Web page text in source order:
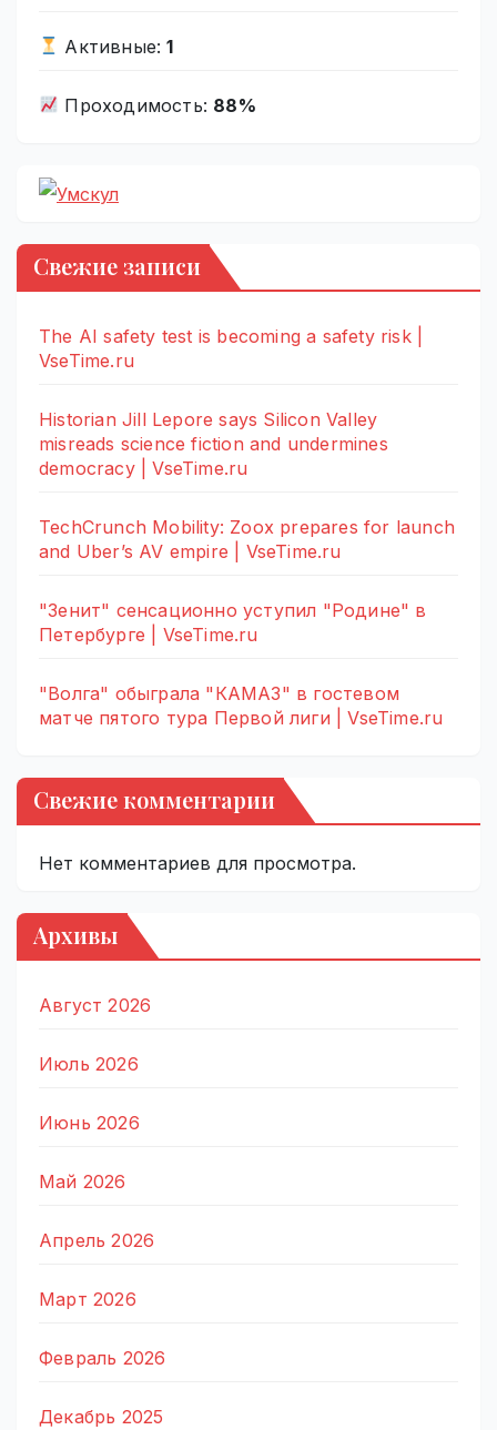
Активные:1
Проходимость: 88%
Свежие записи
The AI safety test is becoming a safety risk |
VseTime.ru
Historian Jill Lepore says Silicon Valley
misreads science fiction and undermines
democracy | VseTime.ru
TechCrunch Mobility: Zoox prepares for launch
and Uber’s AV empire | VseTime.ru
"Зенит" сенсационно уступил "Родине" в
Петербурге | VseTime.ru
"Волга" обыграла "КАМАЗ" в гостевом
матче пятого тура Первой лиги | VseTime.ru
Свежие комментарии
Нет комментариев для просмотра.
Архивы
Август 2026
Июль 2026
Июнь 2026
Май 2026
Апрель 2026
Март 2026
Февраль 2026
Декабрь 2025